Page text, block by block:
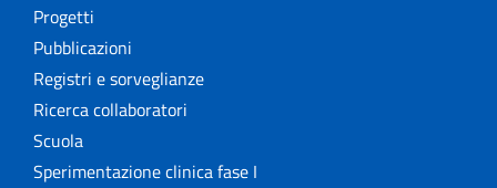
Progetti
Pubblicazioni
Registri e sorveglianze
Ricerca collaboratori
Scuola
Sperimentazione clinica fase I